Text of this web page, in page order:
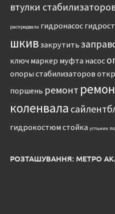
втулки
распредвала гидронасос
шкив закрутить
ключ маркер муфта насос
опоры стабилизаторов
поршень ремонт
коленвала
гидрокостюм стойка угльник
РОЗТАШУВАННЯ: МЕТРО